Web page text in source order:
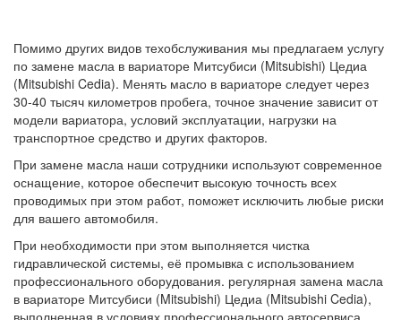
Помимо других видов техобслуживания мы предлагаем услугу
по замене масла в вариаторе Митсубиси (Mitsubishi) Цедиа
(Mitsubishi Cedia). Менять масло в вариаторе следует через
30-40 тысяч километров пробега, точное значение зависит от
модели вариатора, условий эксплуатации, нагрузки на
транспортное средство и других факторов.
При замене масла наши сотрудники используют современное
оснащение, которое обеспечит высокую точность всех
проводимых при этом работ, поможет исключить любые риски
для вашего автомобиля.
При необходимости при этом выполняется чистка
гидравлической системы, её промывка с использованием
профессионального оборудования. регулярная замена масла
в вариаторе Митсубиси (Mitsubishi) Цедиа (Mitsubishi Cedia),